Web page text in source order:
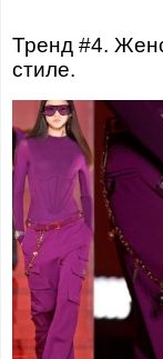
Тренд #4.
стиле.